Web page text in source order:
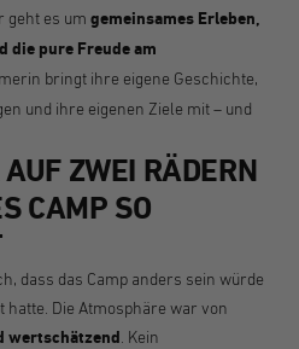
geht es um gemeinsames Erleben,
die pure Freude am
bringt ihre eigene Geschichte,
und ihre eigenen Ziele mit – und
ZWEI RÄDERN
CAMP SO
dass das Camp anders sein würde
Die Atmosphäre war von
wertschätzend . Kein